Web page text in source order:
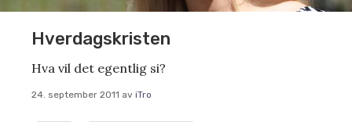
Hverdagskristen
Hva vil det egentlig si?
24. september 2011 av iTro